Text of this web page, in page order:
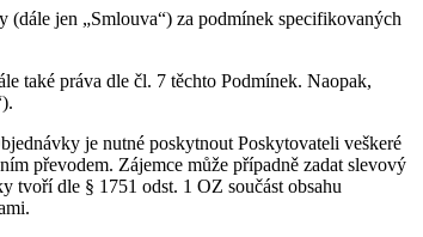
jen „Smlouva“) za podmínek specifikovaných
také práva dle čl. 7 těchto Podmínek. Naopak,
je nutné poskytnout Poskytovateli veškeré
převodem. Zájemce může případně zadat slevový
tvoří dle § 1751 odst. 1 OZ součást obsahu